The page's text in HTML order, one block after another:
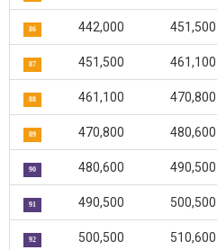
86 442,000 451,500
87 451,500 461,100
88 461,100 470,800
89 470,800 480,600
90 480,600 490,500
91 490,500 500,500
92 500,500 510,600